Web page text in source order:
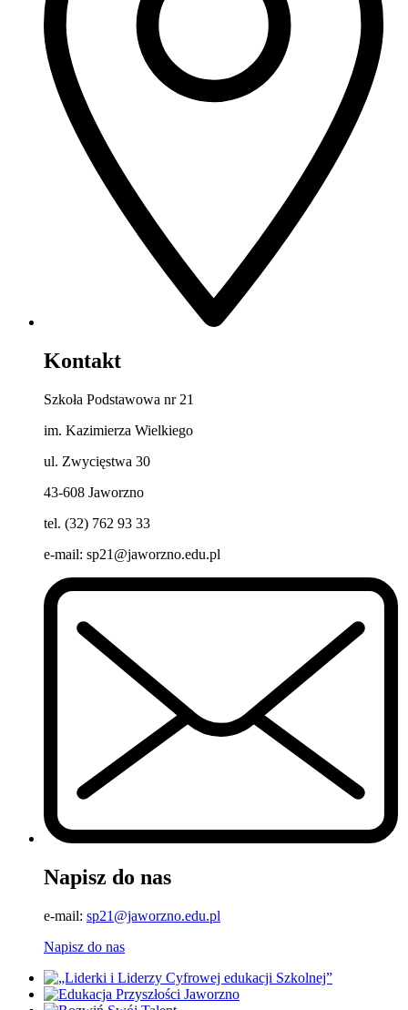
Kontakt
Szkoła Podstawowa nr 21
im. Kazimierza Wielkiego
ul. Zwycięstwa 30
43-608 Jaworzno
tel. (32) 762 93 33
e-mail: sp21@jaworzno.edu.pl
Napisz do nas
e-mail: sp21@jaworzno.edu.pl
Napisz do nas